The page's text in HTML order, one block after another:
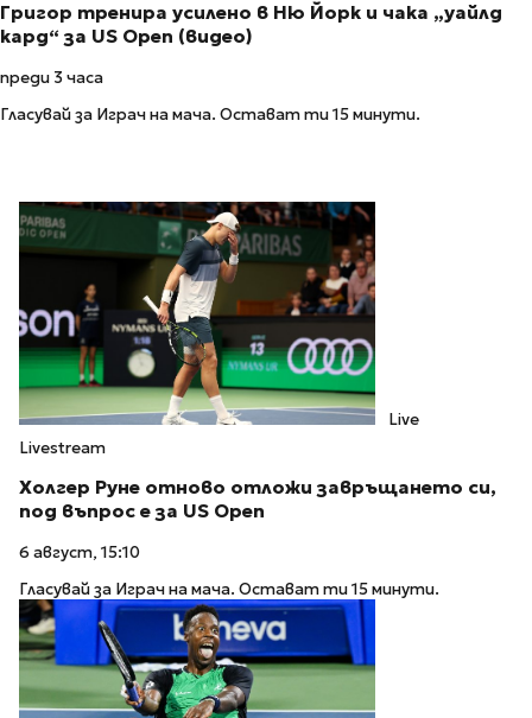
Григор тренира усилено в Ню Йорк и чака „уайлд
кард“ за US Open (видео)
преди 3 часа
Гласувай за Играч на мача. Остават ти 15 минути.
Live
Livestream
Холгер Руне отново отложи завръщането си,
под въпрос е за US Open
6 август, 15:10
Гласувай за Играч на мача. Остават ти 15 минути.